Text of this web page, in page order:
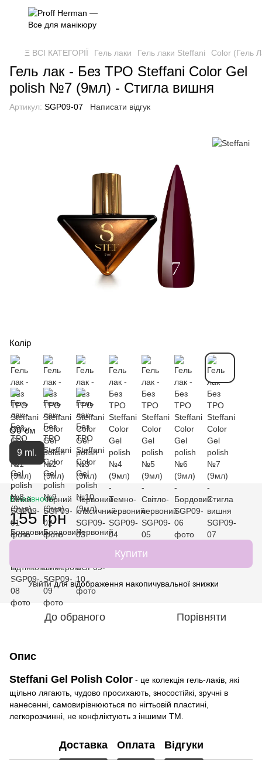
Ξ ВСІ КАТЕГОРІЇ Гель лаки Гель лаки Steffani Color (Гель
Гель лак - Без ТРО Steffani Color Gel
polish №7 (9мл) - Стигла вишня
Артикул: SGP09-07 Написати відгук
Колір
Об`єм
9 ml.
В наявності
155 грн
Купити
% Увійтидля відображення накопичувальної знижки
До обраного Порівняти
Опис
Steffani Gel Polish Color - це колекція гель-лаків, які
щільно лягають, чудово просихають, зносостійкі, зручні в
нанесенні, самовирівнюються по нігтьовій пластині,
легкорозчинні, не конфліктують з іншими ТМ.
Доставка Оплата Відгуки